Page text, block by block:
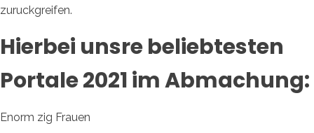
zuruckgreifen.
Hierbei unsre beliebtesten
Portale 2021 im Abmachung:
Enorm zig Frauen